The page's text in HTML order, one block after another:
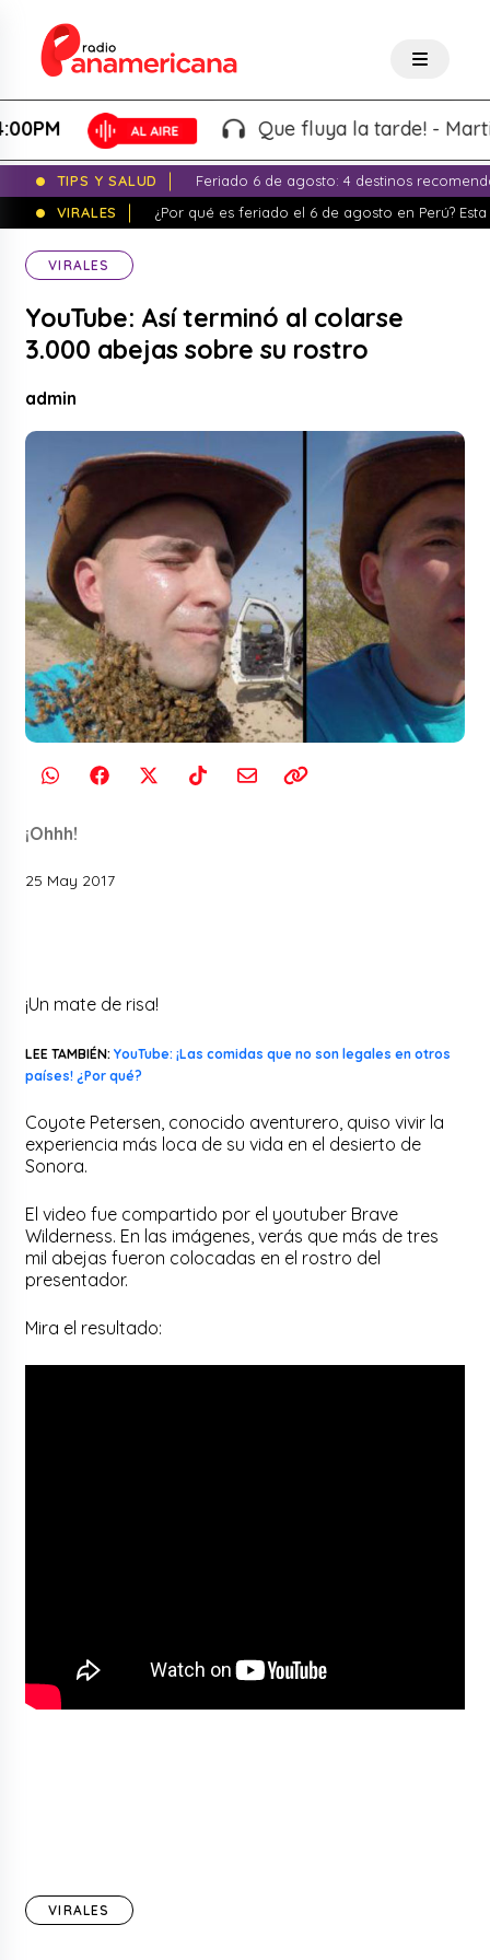
Que fluya la tarde! - Martin "El
TIPS Y SALUD
Feriado 6 de agosto: 4 destinos
VIRALES
¿Por qué es feriado el 6 de agosto en Perú?
VIRALES
YouTube: Así terminó al colarse
3.000 abejas sobre su rostro
admin
¡Ohhh!
25 May 2017
¡Un mate de risa!
LEE TAMBIÉN: YouTube: ¡Las comidas que no son legales en otros
países! ¿Por qué?
Coyote Petersen, conocido aventurero, quiso vivir la
experiencia más loca de su vida en el desierto de
Sonora.
El video fue compartido por el youtuber Brave
Wilderness. En las imágenes, verás que más de tres
mil abejas fueron colocadas en el rostro del
presentador.
Mira el resultado:
VIRALES